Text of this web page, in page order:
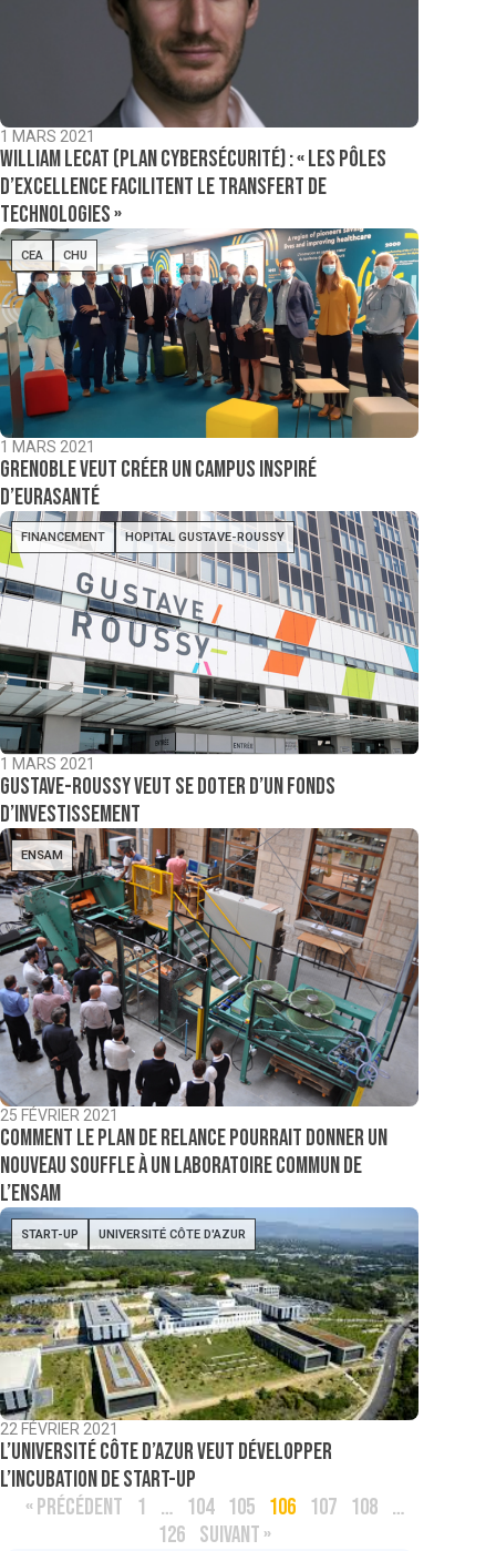
1 MARS 2021
William Lecat (Plan cybersécurité) : « Les pôles
d’excellence facilitent le transfert de
technologies »
CEA CHU
1 MARS 2021
Grenoble veut créer un campus inspiré
d’Eurasanté
FINANCEMENT HOPITAL GUSTAVE-ROUSSY
1 MARS 2021
Gustave-Roussy veut se doter d’un fonds
d’investissement
ENSAM
25 FÉVRIER 2021
Comment le Plan de relance pourrait donner un
nouveau souffle à un laboratoire commun de
l’Ensam
START-UP UNIVERSITÉ CÔTE D'AZUR
22 FÉVRIER 2021
L’Université Côte d’Azur veut développer
l’incubation de start-up
« PRÉCÉDENT 1 … 104 105 106 107 108 …
126 SUIVANT »